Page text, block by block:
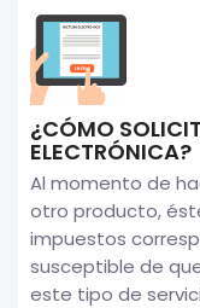
¿CÓMO
ELECTRÓNICA?
Al momento de
otro producto,
impuestos
susceptible de
este tipo de